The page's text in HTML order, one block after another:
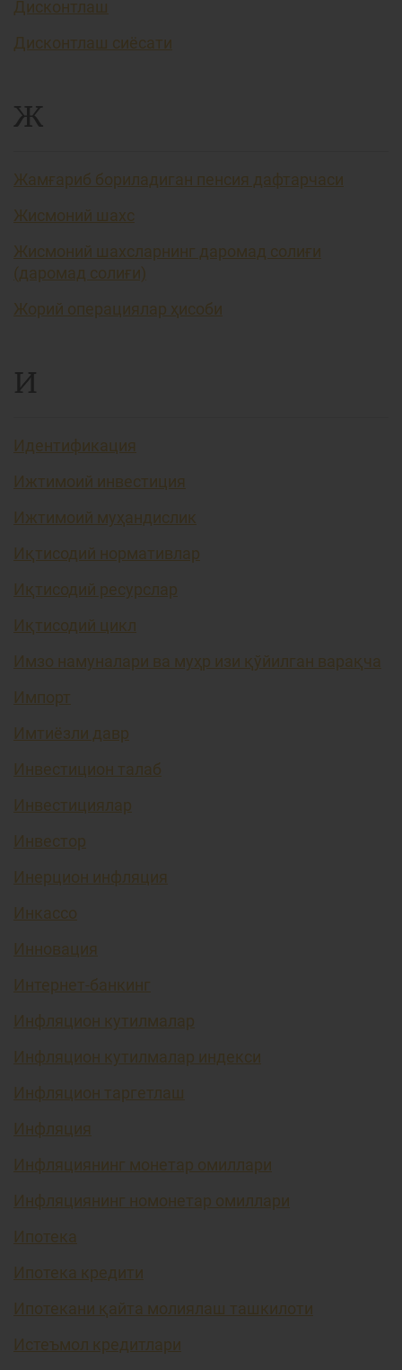
Дисконтлаш
Дисконтлаш сиёсати
Ж
Жамғариб бориладиган пенсия дафтарчаси
Жисмоний шахс
Жисмоний шахсларнинг даромад солиғи
(даромад солиғи)
Жорий операциялар ҳисоби
И
Идентификация
Ижтимоий инвестиция
Ижтимоий муҳандислик
Иқтисодий нормативлар
Иқтисодий ресурслар
Иқтисодий цикл
Имзо намуналари ва муҳр изи қўйилган варақча
Импорт
Имтиёзли давр
Инвестицион талаб
Инвестициялар
Инвестор
Инерцион инфляция
Инкассо
Инновация
Интернет-банкинг
Инфляцион кутилмалар
Инфляцион кутилмалар индекси
Инфляцион таргетлаш
Инфляция
Инфляциянинг монетар омиллари
Инфляциянинг номонетар омиллари
Ипотека
Ипотека кредити
Ипотекани қайта молиялаш ташкилоти
Истеъмол кредитлари